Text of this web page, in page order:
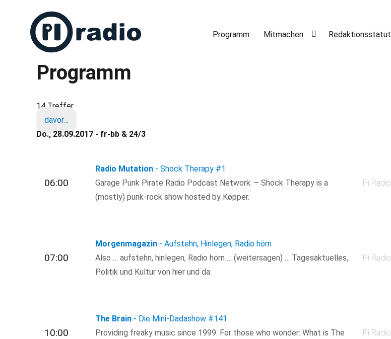
Freies Radio in Berlin
Programm Mitmachen Redaktionsstatut
Programm
14 Treffer
davor…
Do., 28.09.2017 - fr-bb & 24/3
06:00
Radio Mutation - Shock Therapy #1
Garage Punk Pirate Radio Podcast Network. – Shock Therapy is a
(mostly) punk-rock show hosted by Køpper.
Pi Radio
07:00
Morgenmagazin - Aufstehn, Hinlegen, Radio hörn
Also … aufstehn, hinlegen, Radio hörn … (weitersagen) … Tagesaktuelles,
Politik und Kultur von hier und da.
Pi Radio
10:00
The Brain - Die Mini-Dadashow #141
Providing freaky music since 1999. For those who wonder: What is The
Pi Radio